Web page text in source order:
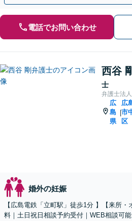
電話でお問い合わせ
西谷
士
弁護士法
広
島
県
|
広
市
区
婚外の妊娠
【広島電鉄「立町駅」徒歩1分 】【来所
料｜土日祝日相談予約受付｜WEB相談可